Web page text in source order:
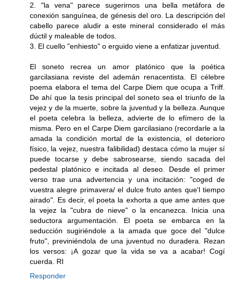
2. "la vena" parece sugerirnos una bella metáfora de
conexión sanguínea, de génesis del oro. La descripción del
cabello parece aludir a este mineral considerado el más
dúctil y maleable de todos.
3. El cuello "enhiesto" o erguido viene a enfatizar juventud.
El soneto recrea un amor platónico que la poética
garcilasiana reviste del ademán renacentista. El célebre
poema elabora el tema del Carpe Diem que ocupa a Triff.
De ahí que la tesis principal del soneto sea el triunfo de la
vejez y de la muerte, sobre la juventud y la belleza. Aunque
el poeta celebra la belleza, advierte de lo efímero de la
misma. Pero en el Carpe Diem garcilasiano (recordarle a la
amada la condición mortal de la existencia, el deterioro
físico, la vejez, nuestra falibilidad) destaca cómo la mujer sí
puede tocarse y debe sabrosearse, siendo sacada del
pedestal platónico e incitada al deseo. Desde el primer
verso trae una advertencia y una incitación: "coged de
vuestra alegre primavera/ el dulce fruto antes que'l tiempo
airado". Es decir, el poeta la exhorta a que ame antes que
la vejez la "cubra de nieve" o la encanezca. Inicia una
seductora argumentación. El poeta se embarca en la
seducción sugiriéndole a la amada que goce del "dulce
fruto", previniéndola de una juventud no duradera. Rezan
los versos: ¡A gozar que la vida se va a acabar! Cogí
cuerda. RI
Responder